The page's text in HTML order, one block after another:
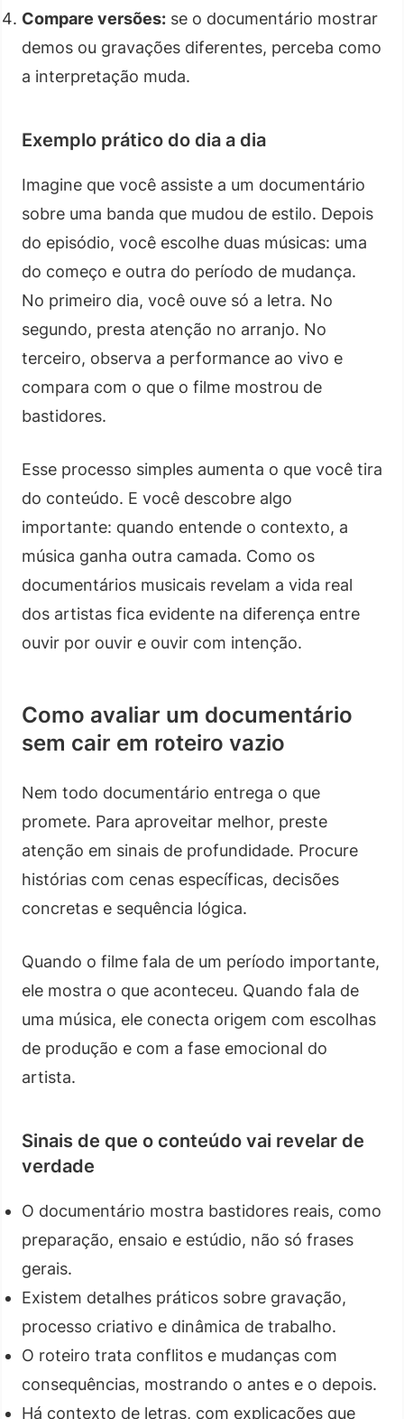
Compare versões: se o documentário mostrar
demos ou gravações diferentes, perceba como
a interpretação muda.
Exemplo prático do dia a dia
Imagine que você assiste a um documentário
sobre uma banda que mudou de estilo. Depois
do episódio, você escolhe duas músicas: uma
do começo e outra do período de mudança.
No primeiro dia, você ouve só a letra. No
segundo, presta atenção no arranjo. No
terceiro, observa a performance ao vivo e
compara com o que o filme mostrou de
bastidores.
Esse processo simples aumenta o que você tira
do conteúdo. E você descobre algo
importante: quando entende o contexto, a
música ganha outra camada. Como os
documentários musicais revelam a vida real
dos artistas fica evidente na diferença entre
ouvir por ouvir e ouvir com intenção.
Como avaliar um documentário
sem cair em roteiro vazio
Nem todo documentário entrega o que
promete. Para aproveitar melhor, preste
atenção em sinais de profundidade. Procure
histórias com cenas específicas, decisões
concretas e sequência lógica.
Quando o filme fala de um período importante,
ele mostra o que aconteceu. Quando fala de
uma música, ele conecta origem com escolhas
de produção e com a fase emocional do
artista.
Sinais de que o conteúdo vai revelar de
verdade
O documentário mostra bastidores reais, como
preparação, ensaio e estúdio, não só frases
gerais.
Existem detalhes práticos sobre gravação,
processo criativo e dinâmica de trabalho.
O roteiro trata conflitos e mudanças com
consequências, mostrando o antes e o depois.
Há contexto de letras, com explicações que